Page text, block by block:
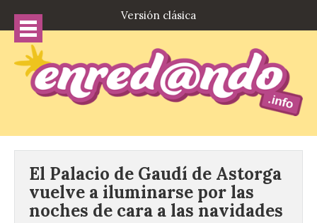
Versión clásica
El Palacio de Gaudí de Astorga
vuelve a iluminarse por las
noches de cara a las navidades